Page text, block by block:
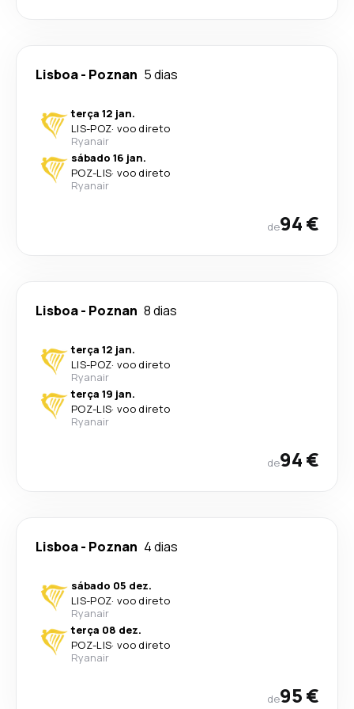
Lisboa- Poznan 5 dias
terça 12 jan.
LIS-POZ· voo direto
Ryanair
sábado 16 jan.
POZ-LIS· voo direto
Ryanair
de94 €
Lisboa- Poznan 8 dias
terça 12 jan.
LIS-POZ· voo direto
Ryanair
terça 19 jan.
POZ-LIS· voo direto
Ryanair
de94 €
Lisboa- Poznan 4 dias
sábado 05 dez.
LIS-POZ· voo direto
Ryanair
terça 08 dez.
POZ-LIS· voo direto
Ryanair
de95 €